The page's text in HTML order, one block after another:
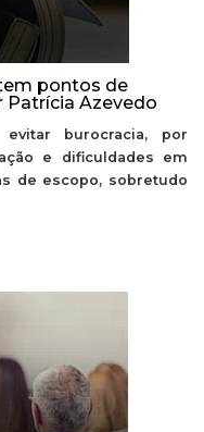
pontos de
Patrícia Azevedo
burocracia, por
e dificuldades em
de escopo, sobretudo